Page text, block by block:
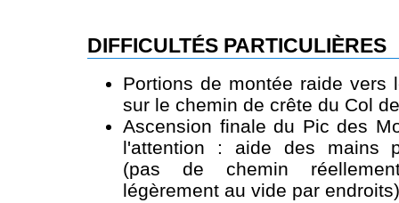
DIFFICULTÉS PARTICULIÈRES
Portions de montée raide vers
sur le chemin de crête du Col
Ascension finale du Pic des
l'attention : aide des mains
(pas de chemin
légèrement au vide par endroits)